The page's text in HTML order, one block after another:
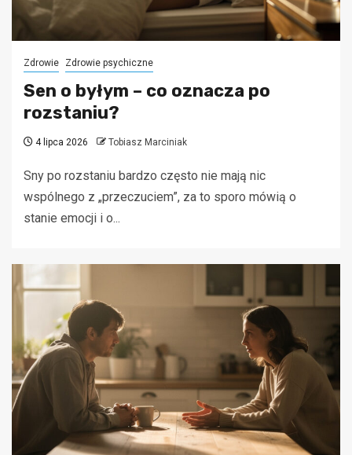
Zdrowie Zdrowie psychiczne
Sen o byłym – co oznacza po
rozstaniu?
4 lipca 2026 Tobiasz Marciniak
Sny po rozstaniu bardzo często nie mają nic
wspólnego z „przeczuciem”, za to sporo mówią o
stanie emocji i o...